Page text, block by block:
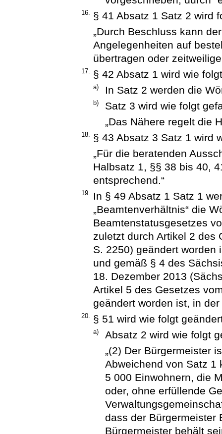
16.
§ 41 Absatz 1 Satz 2 wird
„Durch Beschluss kann
Angelegenheiten auf
übertragen oder
17. § 42 Absatz 1 wird wie
a) In Satz 2 werden die
b)
Satz 3 wird wie folgt
„Das Nähere regelt die
18.
§ 43 Absatz 3 Satz 1 wird
„Für die beratenden
Halbsatz 1, §§ 38 bis 40,
entsprechend.“
19.
In § 49 Absatz 1 Satz 1
„Beamtenverhältnis“ die
Beamtenstatusgesetzes
zuletzt durch Artikel 2 des
S. 2250) geändert worden
und gemäß § 4 des
18. Dezember 2013
Artikel 5 des Gesetzes
geändert worden ist, in
20. § 51 wird wie folgt
a)
Absatz 2 wird wie folgt
„(2) Der Bürgermeister
Abweichend von Satz 1
5 000 Einwohnern, die
oder, ohne erfüllende
dass der Bürgermeister
Bürgermeister behält